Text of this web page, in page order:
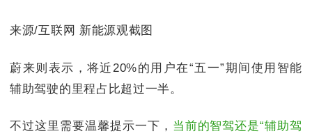
来源/互联网 新能源观截图
蔚来则表示，将近20%的用户在“五一”期间使用智能
辅助驾驶的里程占比超过一半。
不过这里需要温馨提示一下， 当前的智驾还是“辅助驾